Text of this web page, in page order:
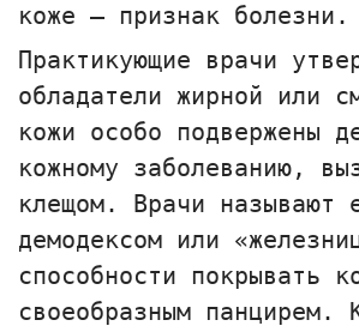
коже — признак болезни.
Практикующие врачи
обладатели жирной или
кожи особо подвержены
кожному заболеванию,
клещом. Врачи называют
демодексом или
способности покрывать
своеобразным панцирем.